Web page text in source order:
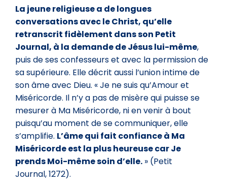
La jeune religieuse a de longues
conversations avec le Christ, qu’elle
retranscrit fidèlement dans son Petit
Journal, à la demande de Jésus lui-même,
puis de ses confesseurs et avec la permission de
sa supérieure. Elle décrit aussi l’union intime de
son âme avec Dieu. « Je ne suis qu’Amour et
Miséricorde. Il n’y a pas de misère qui puisse se
mesurer à Ma Miséricorde, ni en venir à bout
puisqu’au moment de se communiquer, elle
s’amplifie. L’âme qui fait confiance à Ma
Miséricorde est la plus heureuse car Je
prends Moi-même soin d’elle. » (Petit
Journal, 1272).